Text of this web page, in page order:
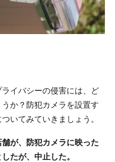
イバシーの侵害には、ど
か？防犯カメラを設置す
いてみていきましょう。
が、防犯カメラに映った
たが、中止した。